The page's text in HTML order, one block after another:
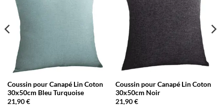
Coussin pour Canapé Lin Coton
30x50cm Bleu Turquoise
21,90€
Coussin pour Canapé Lin Coton
30x50cm Noir
21,90€